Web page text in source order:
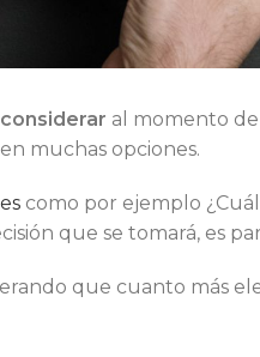
al momento
muchas opciones.
como por ejemplo
que se tomará, es
que cuanto más